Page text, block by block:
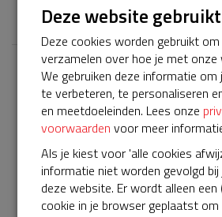
Laatste
Bekijk alle
€ 5
Anoniem
01-04-2023 |
Deze website
Deze cookies worden gebruikt
verzamelen over hoe je met
We gebruiken deze informatie om
te verbeteren, te personaliseren
en meetdoeleinden. Lees onze
voorwaarden voor meer
Als je kiest voor 'alle cookies
informatie niet worden gevolgd bij
deze website. Er wordt alleen een
cookie in je browser geplaatst